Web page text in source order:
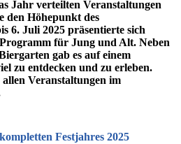
Jahr verteilten Veranstaltungen
den Höhepunkt des
6. Juli 2025 präsentierte sich
für Jung und Alt. Neben
gab es auf einem
zu entdecken und zu erleben.
Veranstaltungen im
Festjahres 2025